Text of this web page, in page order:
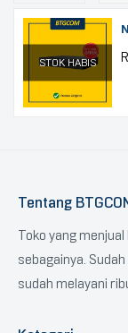
STOK HABIS
Tentang
Toko yang
sebagainya.
sudah melayani